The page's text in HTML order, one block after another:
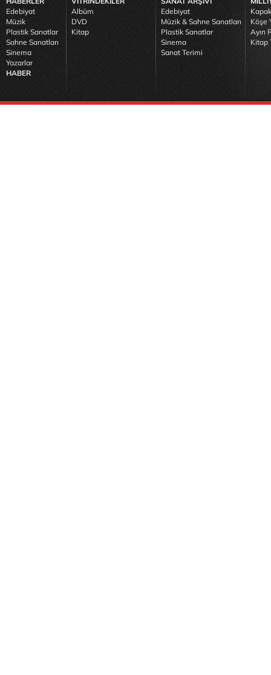
Edebiyat
Müzik
Plastik Sanatlar
Sahne Sanatları
Sinema
Yazarlar
HABER
Albüm
DVD
Kitap
Edebiyat
Müzik & Sahne Sanatları
Plastik Sanatlar
Sinema
Sanat Terimi
Köşe
Ayın
Kitap